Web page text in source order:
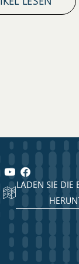
LADEN SIE DIE